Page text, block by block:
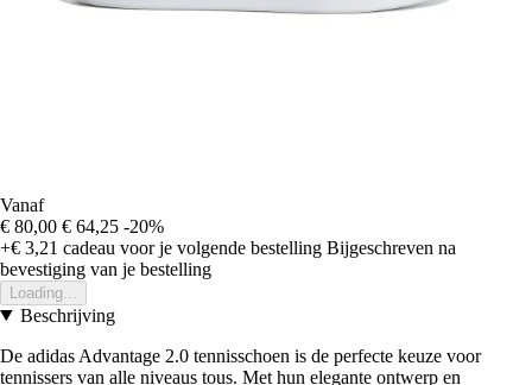
Vanaf
€ 80,00 € 64,25 -20%
+€ 3,21 cadeau voor je volgende bestelling Bijgeschreven na
bevestiging van je bestelling
Loading...
Beschrijving
De adidas Advantage 2.0 tennisschoen is de perfecte keuze voor
tennissers van alle niveaus tous. Met hun elegante ontwerp en